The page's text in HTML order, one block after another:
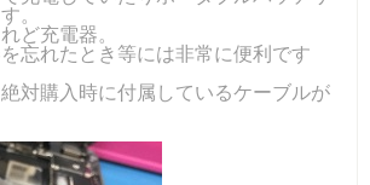
。
ど充電器。
忘れたとき等には非常に便利です
対購入時に付属しているケーブルが